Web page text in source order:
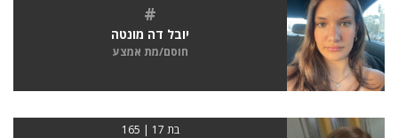
#
יובל דה מונטה
חוסם/מת אמצע
בת 17 | 165